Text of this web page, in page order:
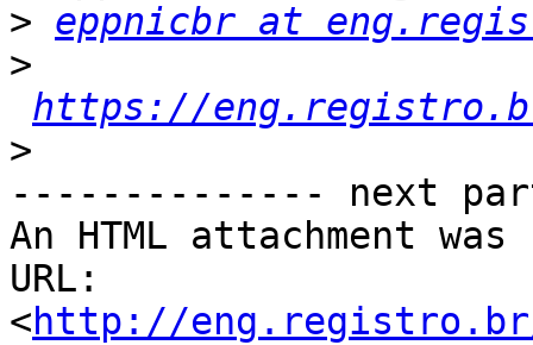
> eppnicbr at
>
https://
>
-------------- next
An HTML attachment
URL:
<http://eng.registro.br/